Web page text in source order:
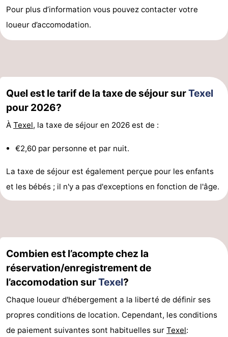
Eibernest
't
-
Park
Texel
Buytenveldt
-
De
-
Strandhuys
-
Residentie
Texel
Villapark
Vogelmient
Hôtels
Last
minutes
Plages
Voir
Pour plus d’information vous pouvez contacter votre
loueur d’accomodation.
Quel est le tarif de la taxe de séjour surTexel
pour 2026?
À Texel, la taxe de séjour en 2026 est de :
€2,60 par personne et par nuit.
La taxe de séjour est également perçue pour les enfants
et les bébés ; il n'y a pas d'exceptions en fonction de l'âge.
Combien est l’acompte chez la
réservation/enregistrement de
l’accomodation surTexel?
Chaque loueur d'hébergement a la liberté de définir ses
propres conditions de location. Cependant, les conditions
de paiement suivantes sont habituelles sur Texel: